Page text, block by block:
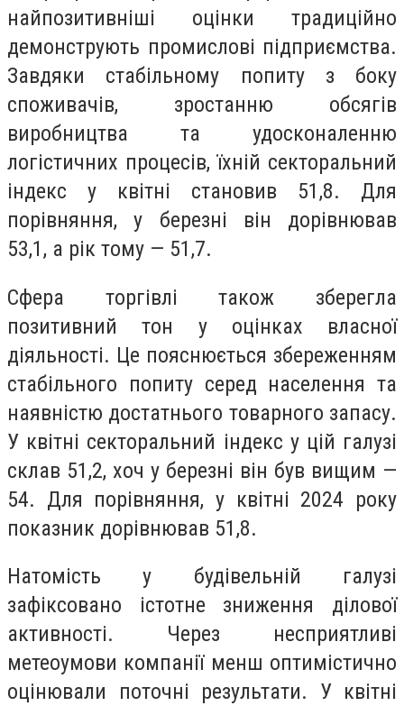
найпозитивніші оцінки традиційно
демонструють промислові підприємства.
Завдяки стабільному попиту з боку
споживачів, зростанню обсягів
виробництва та удосконаленню
логістичних процесів, їхній секторальний
індекс у квітні становив 51,8. Для
порівняння, у березні він дорівнював
53,1, а рік тому — 51,7.
Сфера торгівлі також зберегла
позитивний тон у оцінках власної
діяльності. Це пояснюється збереженням
стабільного попиту серед населення та
наявністю достатнього товарного запасу.
У квітні секторальний індекс у цій галузі
склав 51,2, хоч у березні він був вищим —
54. Для порівняння, у квітні 2024 року
показник дорівнював 51,8.
Натомість у будівельній галузі
зафіксовано істотне зниження ділової
активності. Через несприятливі
метеоумови компанії менш оптимістично
оцінювали поточні результати. У квітні